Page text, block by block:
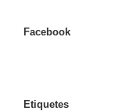
Facebook
Etiquetes